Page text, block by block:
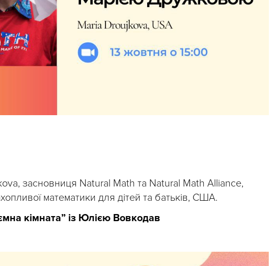
засновниця Natural Math та Natural Math Alliance,
математики для дітей та батьків, США.
кімната” із Юлією Вовкодав